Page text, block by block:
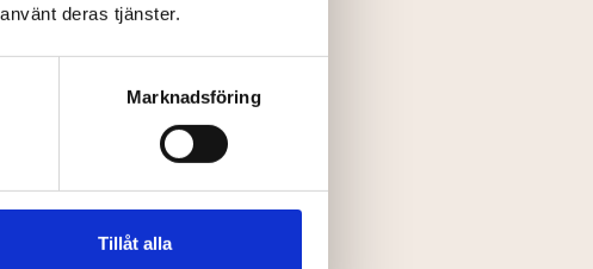
deras tjänster.
Marknadsföring
Tillåt alla